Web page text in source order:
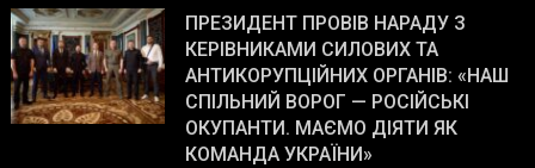
Street
Journal.
Південному
працівникам
ОПЗ
з
матеріального
резерву
ПРЕЗИДЕНТ ПРОВІВ НАРАДУ З
КЕРІВНИКАМИ СИЛОВИХ ТА
АНТИКОРУПЦІЙНИХ ОРГАНІВ: «НАШ
СПІЛЬНИЙ ВОРОГ — РОСІЙСЬКІ
ОКУПАНТИ. МАЄМО ДІЯТИ ЯК
КОМАНДА УКРАЇНИ»